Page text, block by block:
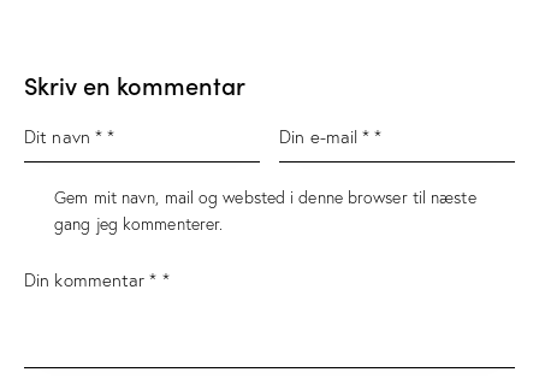
Skriv en kommentar
Gem mit navn, mail og websted i denne browser til næste
gang jeg kommenterer.